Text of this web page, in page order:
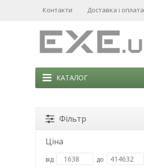
Контакти Доставка і оплата
КАТАЛОГ
Фільтр
Ціна
від до